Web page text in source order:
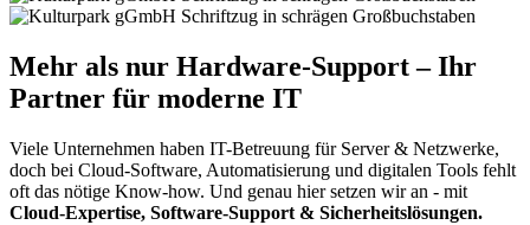
Mehr als nur Hardware-Support – Ihr
Partner für moderne IT
Viele Unternehmen haben IT-Betreuung für Server & Netzwerke,
doch bei Cloud-Software, Automatisierung und digitalen Tools fehlt
oft das nötige Know-how. Und genau hier setzen wir an - mit
Cloud-Expertise, Software-Support & Sicherheitslösungen.